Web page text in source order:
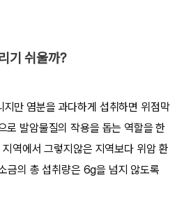
기 쉬울까?
만 염분을 과다하게 섭취하면 위점막
로 발암물질의 작용을 돕는 역할을 한
역에서 그렇지않은 지역보다 위암 환
금의 총 섭취량은 6g을 넘지 않도록